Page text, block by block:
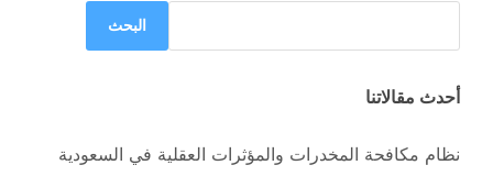
البحث
أحدث مقالاتنا
نظام مكافحة المخدرات والمؤثرات العقلية في السعودية